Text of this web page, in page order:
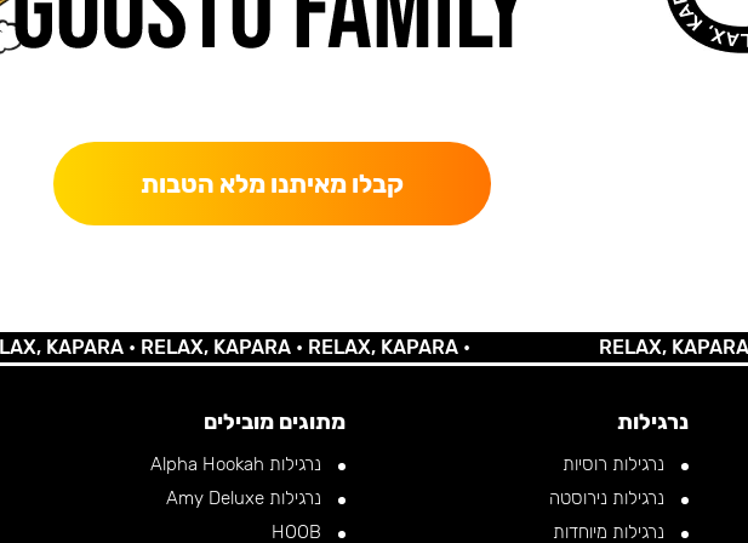
קבלו מאיתנו מלא הטבות
•RELAX, KAPARA •RELAX, KAPARA • RELAX, KAPARA •
נרגילות
נרגילות רוסיות
נרגילות נירוסטה
נרגילות מיוחדות
מתוגים מובילים
נרגילות Alpha Hookah
נרגילות Amy Deluxe